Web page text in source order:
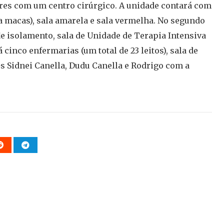
com um centro cirúrgico. A unidade contará com
sala amarela e sala vermelha. No segundo
sala de Unidade de Terapia Intensiva
enfermarias (um total de 23 leitos), sala de
Canella, Dudu Canella e Rodrigo com a